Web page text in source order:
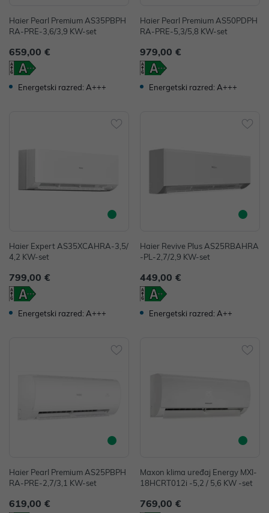
Haier Pearl Premium AS35PBPH
RA-PRE-3,6/3,9 KW-set
659,00 €
Energetski razred: A+++
Haier Pearl Premium AS50PDPH
RA-PRE-5,3/5,8 KW-set
979,00 €
Energetski razred: A+++
Haier Expert AS35XCAHRA-3,5/
4,2 KW-set
799,00 €
Energetski razred: A+++
Haier Revive Plus AS25RBAHRA
-PL-2,7/2,9 KW-set
449,00 €
Energetski razred: A++
Haier Pearl Premium AS25PBPH
RA-PRE-2,7/3,1 KW-set
619,00 €
Maxon klima uređaj Energy MXI-
18HCRT012i -5,2 / 5,6 KW -set
769,00 €